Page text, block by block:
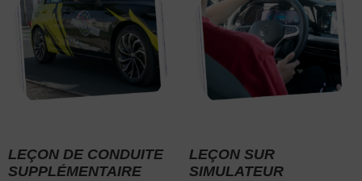
LEÇON DE CONDUITE
SUPPLÉMENTAIRE
LEÇON SUR
SIMULATEUR